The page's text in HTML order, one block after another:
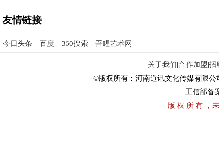
友情链接
今日头条 百度 360搜索 吾睲艺术网
关于我们|合作加盟|招
©版权所有：河南道讯文化传媒有限
工信部备
版 权 所 有 ，